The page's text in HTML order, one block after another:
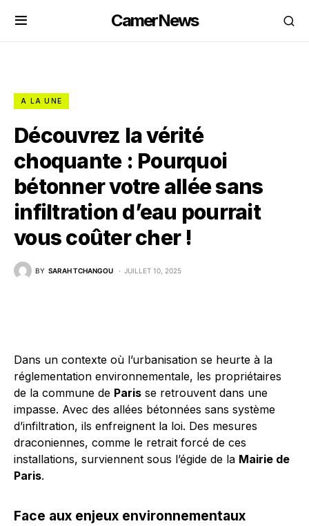
CamerNews
A LA UNE
Découvrez la vérité
choquante : Pourquoi
bétonner votre allée sans
infiltration d’eau pourrait
vous coûter cher !
BY SARAH TCHANGOU JUILLET 10, 2025
Dans un contexte où l’urbanisation se heurte à la
réglementation environnementale, les propriétaires
de la commune de Paris se retrouvent dans une
impasse. Avec des allées bétonnées sans système
d’infiltration, ils enfreignent la loi. Des mesures
draconiennes, comme le retrait forcé de ces
installations, surviennent sous l’égide de la Mairie de
Paris.
Face aux enjeux environnementaux